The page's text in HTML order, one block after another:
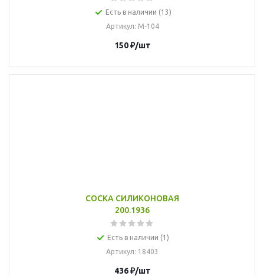
Есть в наличии (13)
Артикул: М-104
150₽/шт
СОСКА СИЛИКОНОВАЯ
200.1936
Есть в наличии (1)
Артикул: 18403
436₽/шт